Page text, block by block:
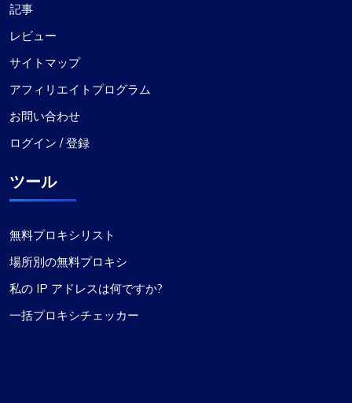
ProxyCompass を 1 年以上利用していますが、稼
働率は驚異的です。最近、サーバーの場所が拡大
されたことに気付きました。これは私のニーズに
ぴったりです。テクニカル サポートの対応も常に
リリー・パーカー
記事
レビュー
サイトマップ
アフィリエイトプログラム
お問い合わせ
ログイン / 登録
ツール
無料プロキシリスト
場所別の無料プロキシ
私の IP アドレスは何ですか?
一括プロキシチェッカー